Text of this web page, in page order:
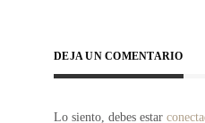
DEJA UN COMENTARIO
Lo siento, debes estar